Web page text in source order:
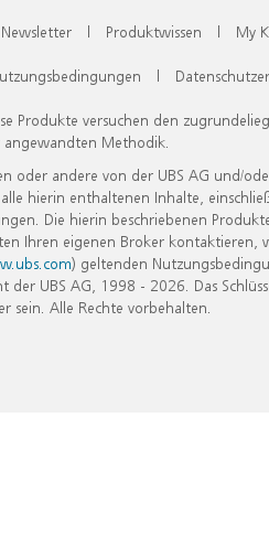
| Produktwissen | My
|
versuchen den
Methodik.
andere von der UBS AG und/
hierin enthaltenen Inhalte,
Die hierin beschriebenen
Ihren eigenen Broker kontaktieren,
) geltenden
UBS AG, 1998 - 2026. Das
sein. Alle Rechte vorbehalten.